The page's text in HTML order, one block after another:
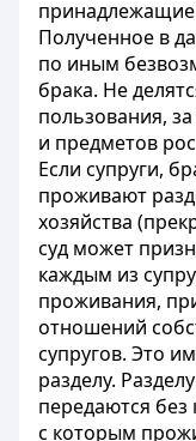
принадлежащие
Полученное в
по иным
брака. Не
пользования,
и предметов
Если супруги,
проживают
хозяйства
суд может
каждым из
проживания,
отношений
супругов. Это
разделу.
передаются без
с которым